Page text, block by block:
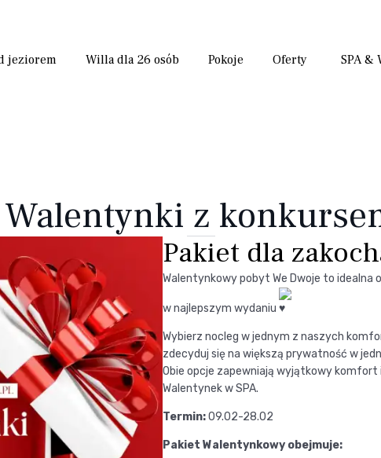
jeziorem Willa dla 26 osób Pokoje Oferty SPA &
Walentynki z
Pakiet dla
Walentynkowy pobyt We Dwoje to idealna
w najlepszym wydaniu
Wybierz nocleg w jednym z naszych
zdecyduj się na większą prywatność w
Obie opcje zapewniają wyjątkowy
Walentynek w SPA.
Termin:09.02-28.02
Pakiet Walentynkowy obejmuje: